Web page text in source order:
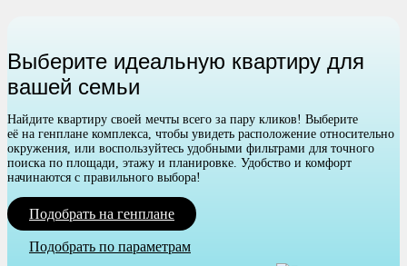
Выберите идеальную квартиру для
вашей семьи
Найдите квартиру своей мечты всего за пару кликов! Выберите
её на генплане комплекса, чтобы увидеть расположение относительно
окружения, или воспользуйтесь удобными фильтрами для точного
поиска по площади, этажу и планировке. Удобство и комфорт
начинаются с правильного выбора!
Подобрать на генплане
Подобрать по параметрам